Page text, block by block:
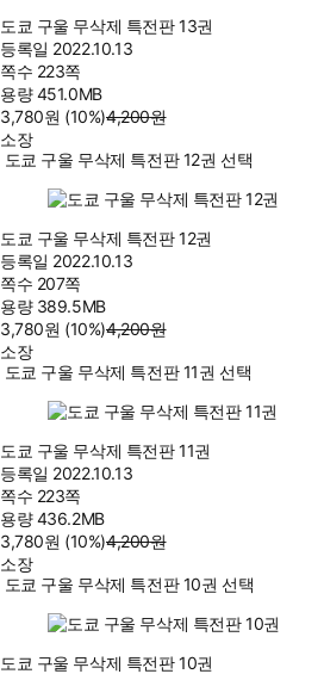
도쿄 구울 무삭제 특전판 13권
등록일 2022.10.13
쪽수 223쪽
용량451.0MB
3,780원 (10%)4,200원
소장
도쿄 구울 무삭제 특전판 12권 선택
도쿄 구울 무삭제 특전판 12권
등록일 2022.10.13
쪽수 207쪽
용량 389.5MB
3,780원 (10%)4,200원
소장
도쿄 구울 무삭제 특전판 11권 선택
도쿄 구울 무삭제 특전판 11권
등록일 2022.10.13
쪽수 223쪽
용량436.2MB
3,780원 (10%)4,200원
소장
도쿄 구울 무삭제 특전판 10권 선택
도쿄 구울 무삭제 특전판 10권